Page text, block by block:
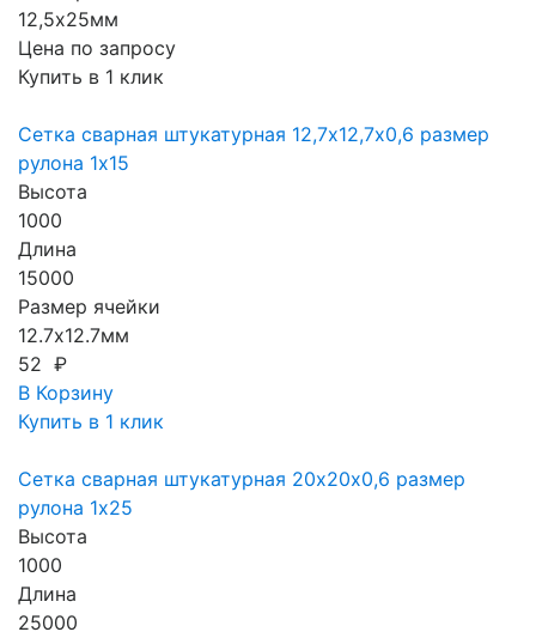
12,5х25мм
Цена по запросу
Купить в 1 клик
Сетка сварная штукатурная 12,7х12,7х0,6 размер
рулона 1х15
Высота
1000
Длина
15000
Размер ячейки
12.7х12.7мм
52 ₽
В Корзину
Купить в 1 клик
Сетка сварная штукатурная 20х20х0,6 размер
рулона 1х25
Высота
1000
Длина
25000